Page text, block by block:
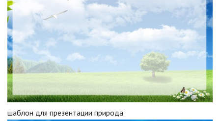
шаблон для презентации природа